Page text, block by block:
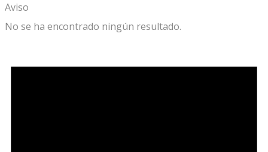
Aviso
No se ha encontrado ningún resultado.